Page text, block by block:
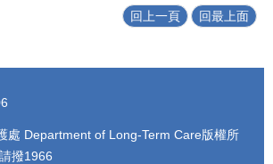
回上一頁 回最上面
處 Department of Long-Term Care版權所
撥1966